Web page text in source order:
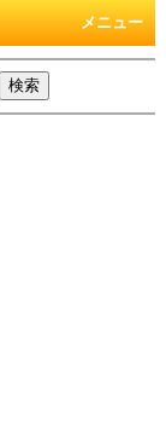
メニュー